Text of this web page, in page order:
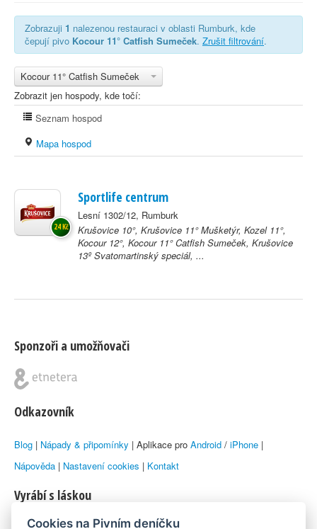
Zobrazuji 1 nalezenou restauraci v oblasti Rumburk, kde
čepují pivo Kocour 11° Catfish Sumeček. Zrušit filtrování.
Kocour 11° Catfish Sumeček
Zobrazit jen hospody, kde točí:
Seznam hospod
Mapa hospod
Sportlife centrum
Lesní 1302/12, Rumburk
Krušovice 10°, Krušovice 11° Mušketýr, Kozel 11°,
Kocour 12°, Kocour 11° Catfish Sumeček, Krušovice
13º Svatomartinský speciál, ...
24 Kč
Sponzoři a umožňovači
Odkazovník
Blog | Nápady & připomínky | Aplikace pro Android / iPhone |
Nápověda | Nastavení cookies | Kontakt
Vyrábí s láskou
Cookies na Pivním deníčku